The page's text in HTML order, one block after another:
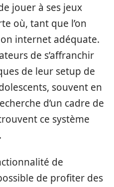
jouer à ses jeux
où, tant que l’on
internet adéquate.
de s’affranchir
de leur setup de
souvent en
d’un cadre de
ce système
de
de profiter des